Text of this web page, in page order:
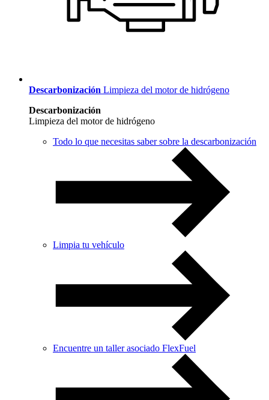
Descarbonización Limpieza del motor de hidrógeno
Descarbonización
Limpieza del motor de hidrógeno
Todo lo que necesitas saber sobre la descarbonización
Limpia tu vehículo
Encuentre un taller asociado FlexFuel